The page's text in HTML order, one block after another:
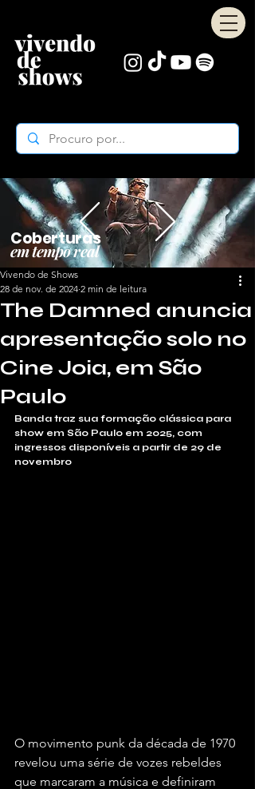
Coberturas
em tempo real
The Damned anuncia
apresentação solo no
Cine Joia, em São
Paulo
Vivendo de Shows
28 de nov. de 2024 2 min de leitura
Banda traz sua formação clássica para
show em São Paulo em 2025, com
ingressos disponíveis a partir de 29 de
novembro
O movimento punk da década de 1970
revelou uma série de vozes rebeldes
que marcaram a música e definiram